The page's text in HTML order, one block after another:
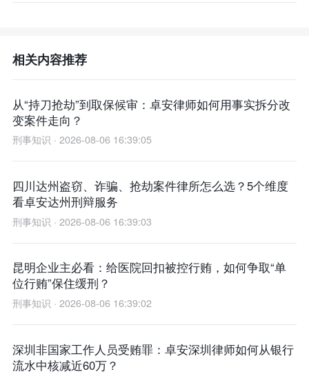
相关内容推荐
从“持刀抢劫”到取保候审：卓安律师如何用事实拆分改
变案件走向？
刑事知识 · 2026-08-06 16:39:05
四川达州盗窃、诈骗、抢劫案件律所怎么选？5个维度
看卓安达州刑辩服务
刑事知识 · 2026-08-06 16:39:03
昆明企业主必看：给医院回扣被控行贿，如何争取“单
位行贿”保住缓刑？
刑事知识 · 2026-08-06 16:39:02
深圳非国家工作人员受贿罪：卓安深圳律师如何从银行
流水中核减近60万？